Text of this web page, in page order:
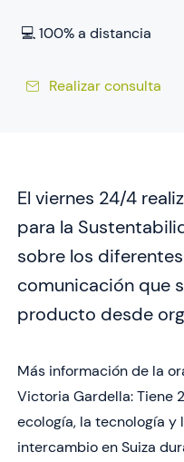
💻 100% a distancia
Realizar consulta
El viernes 24/4
para la
sobre los
comunicación que
producto desde
Más información de la
​Victoria Gardella: Tiene
ecología, la tecnología
intercambio en Suiza